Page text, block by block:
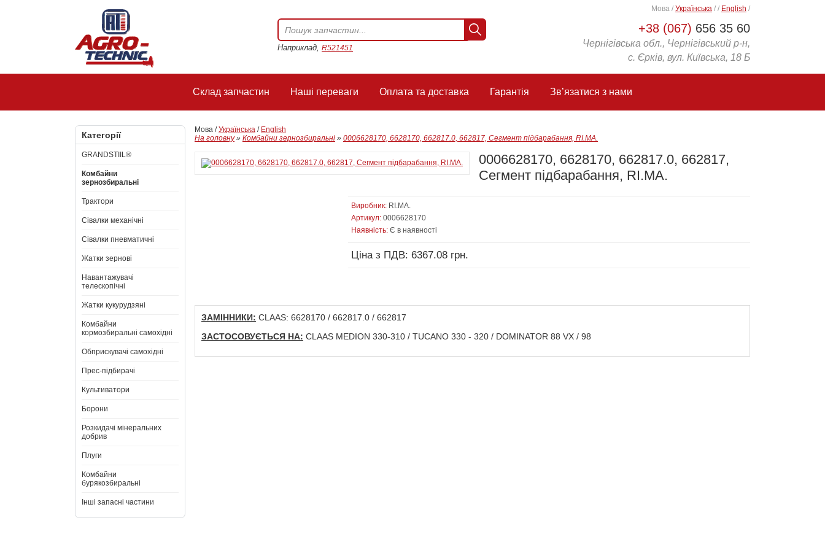
+38 (067) 656 35 60
Чернігівська обл., Чернігівський р-н,
с. Єрків, вул. Київська, 18 Б
Мова / Українська / / English /
Наприклад, R521451
Склад запчастин Наші переваги Оплата та доставка Гарантія Зв’язатися з нами
Категорії
GRANDSTIIL®
Комбайни
зернозбиральні
Трактори
Сівалки механічні
Сівалки пневматичні
Жатки зернові
Навантажувачі
телескопічні
Жатки кукурудзяні
Комбайни
кормозбиральні самохідні
Обприскувачі самохідні
Прес-підбирачі
Культиватори
Борони
Розкидачі мінеральних
добрив
Плуги
Комбайни
бурякозбиральні
Інші запасні частини
Мова /Українська / English
На головну» Комбайни зернозбиральні » 0006628170, 6628170, 662817.0, 662817, Сегмент підбарабання, RI.MA.
0006628170, 6628170, 662817.0, 662817,
Сегмент підбарабання, RI.MA.
Виробник: RI.MA.
Артикул: 0006628170
Наявність: Є в наявності
Ціна з ПДВ: 6367.08 грн.
ЗАМІННИКИ: CLAAS: 6628170 / 662817.0 / 662817
ЗАСТОСОВУЄТЬСЯ НА: CLAAS MEDION 330-310 / TUCANO 330 - 320 / DOMINATOR 88 VX / 98